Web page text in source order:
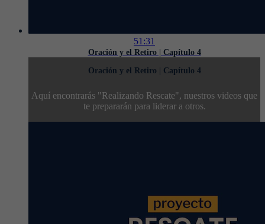
51:31
Oración y el Retiro | Capítulo 4
Oración y el Retiro | Capítulo 4
Aquí encontrarás "Realizando Rescate", nuestros videos que
te prepararán para liderar a otros.